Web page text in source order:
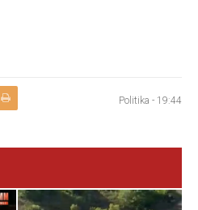
Politika - 19:44